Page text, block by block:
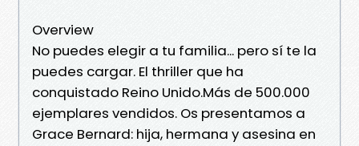
Overview
No puedes elegir a tu familia... pero sí te la
puedes cargar. El thriller que ha
conquistado Reino Unido.Más de 500.000
ejemplares vendidos. Os presentamos a
Grace Bernard: hija, hermana y asesina en